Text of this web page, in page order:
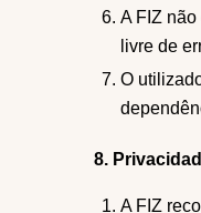
A FIZ
livre de
O
8.
A FIZ